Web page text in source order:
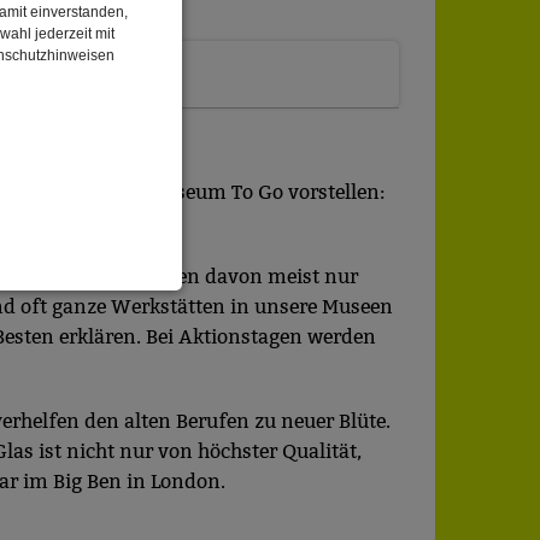
einverstanden,
jederzeit mit
Daten
Daten
Wir verwenden
Ihrem Besuch
Reihe Museum To Go vorstellen:
Heute zeugen davon meist nur
oft ganze Werkstätten in unsere Museen
erklären. Bei Aktionstagen werden
den alten Berufen zu neuer Blüte.
ist nicht nur von höchster Qualität,
im Big Ben in London.